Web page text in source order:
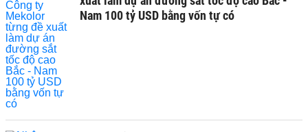
Nam 100 tỷ USD bằng vốn tự có